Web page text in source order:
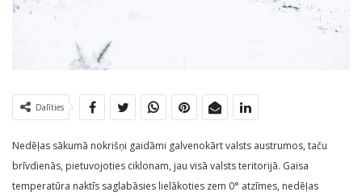
Dalīties
Nedēļas sākumā nokrišņi gaidāmi galvenokārt valsts austrumos, taču
brīvdienās, pietuvojoties ciklonam, jau visā valsts teritorijā. Gaisa
temperatūra naktīs saglabāsies lielākoties zem 0° atzīmes, nedēļas